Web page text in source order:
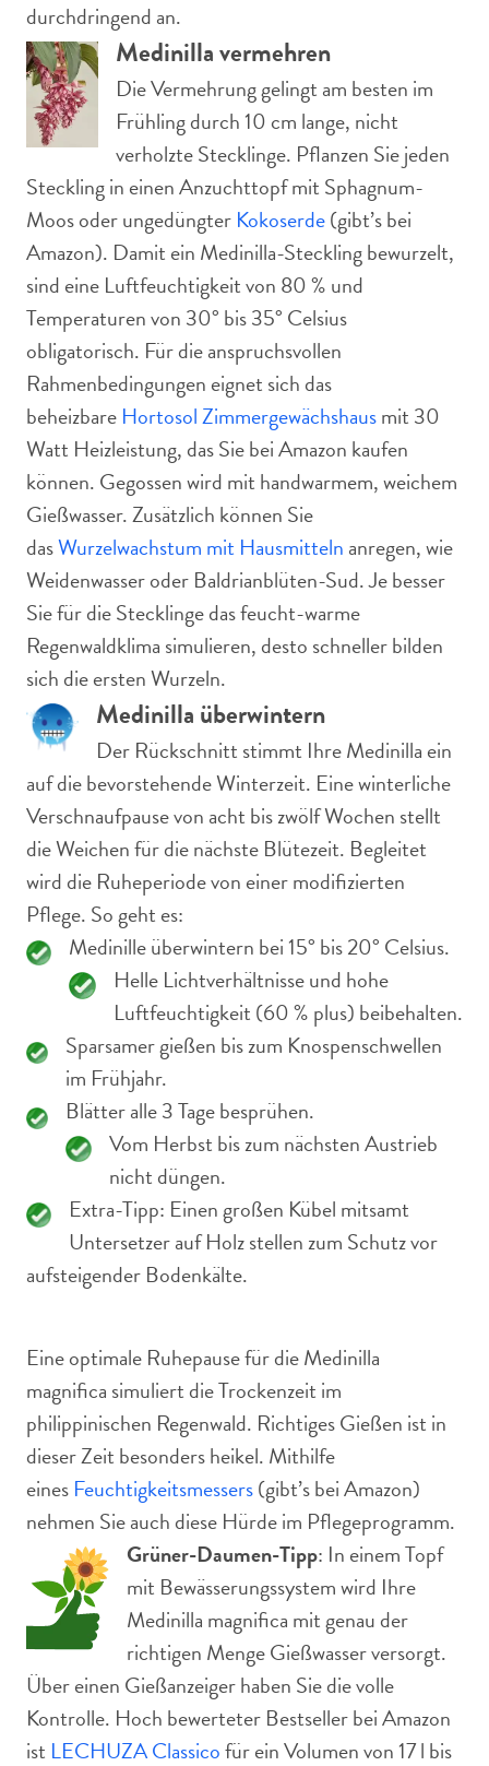
durchdringend an.
Medinilla vermehren
Die Vermehrung gelingt am besten im
Frühling durch 10 cm lange, nicht
verholzte Stecklinge. Pflanzen Sie jeden
Steckling in einen Anzuchttopf mit Sphagnum-
Moos oder ungedüngter Kokoserde(gibt’s bei
Amazon). Damit ein Medinilla-Steckling bewurzelt,
sind eine Luftfeuchtigkeit von 80 % und
Temperaturen von 30° bis 35° Celsius
obligatorisch. Für die anspruchsvollen
Rahmenbedingungen eignet sich das
beheizbare Hortosol Zimmergewächshausmit 30
Watt Heizleistung, das Sie bei Amazon kaufen
können. Gegossen wird mit handwarmem, weichem
Gießwasser. Zusätzlich können Sie
dasWurzelwachstum mit Hausmitteln anregen, wie
Weidenwasser oder Baldrianblüten-Sud. Je besser
Sie für die Stecklinge das feucht-warme
Regenwaldklima simulieren, desto schneller bilden
sich die ersten Wurzeln.
Medinilla überwintern
Der Rückschnitt stimmt Ihre Medinilla ein
auf die bevorstehende Winterzeit. Eine winterliche
Verschnaufpause von acht bis zwölf Wochen stellt
die Weichen für die nächste Blütezeit. Begleitet
wird die Ruheperiode von einer modifizierten
Pflege. So geht es:
Medinille überwintern bei 15° bis 20° Celsius.
Helle Lichtverhältnisse und hohe
Luftfeuchtigkeit (60 % plus) beibehalten.
Sparsamer gießen bis zum Knospenschwellen
im Frühjahr.
Blätter alle 3 Tage besprühen.
Vom Herbst bis zum nächsten Austrieb
nicht düngen.
Extra-Tipp: Einen großen Kübel mitsamt
Untersetzer auf Holz stellen zum Schutz vor
aufsteigender Bodenkälte.
Eine optimale Ruhepause für die Medinilla
magnifica simuliert die Trockenzeit im
philippinischen Regenwald. Richtiges Gießen ist in
dieser Zeit besonders heikel. Mithilfe
eines Feuchtigkeitsmessers(gibt’s bei Amazon)
nehmen Sie auch diese Hürde im Pflegeprogramm.
Grüner-Daumen-Tipp: In einem Topf
mit Bewässerungssystem wird Ihre
Medinilla magnifica mit genau der
richtigen Menge Gießwasser versorgt.
Über einen Gießanzeiger haben Sie die volle
Kontrolle. Hoch bewerteter Bestseller bei Amazon
ist LECHUZA Classicofür ein Volumen von 17 l bis